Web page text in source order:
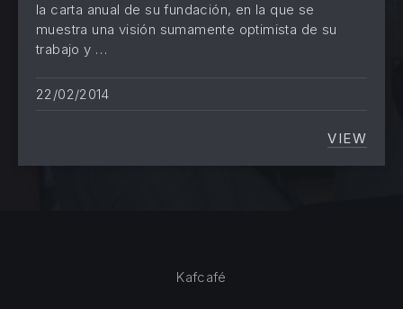
la carta anual de su fundación, en la que se
muestra una visión sumamente optimista de su
trabajo y …
22/02/2014
VIEW
Kafcafé
PREVIOUS